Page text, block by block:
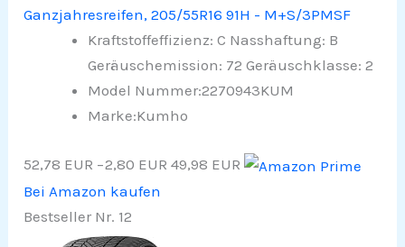
Ganzjahresreifen, 205/55R16 91H - M+S/3PMSF
Kraftstoffeffizienz: C Nasshaftung: B
Geräuschemission: 72 Geräuschklasse: 2
Model Nummer:2270943KUM
Marke:Kumho
52,78 EUR −2,80 EUR 49,98 EUR
Bei Amazon kaufen
Bestseller Nr. 12